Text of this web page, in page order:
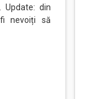
Update: din
nevoiți să